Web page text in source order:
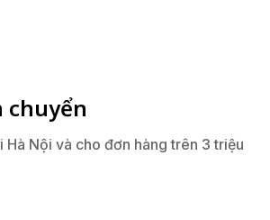
chuyển
Hà Nội và cho đơn hàng trên 3 triệu